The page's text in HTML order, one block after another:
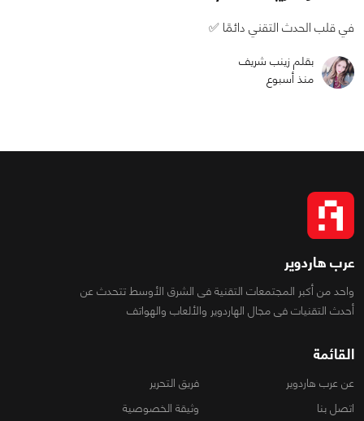
في قلب الحدث التقني دائمًا ✅
بقلم زينب شريف
منذ أسبوع
عرب هاردوير
واحد من أكبر المجتمعات التقنية فى الشرق الأوسط تتحدث عن
أحدث التقنيات فى مجال الهاردوير والألعاب والهواتف
القائمة
عن عرب هاردوير
فريق التحرير
اتصل بنا
وثيقة الخصوصية